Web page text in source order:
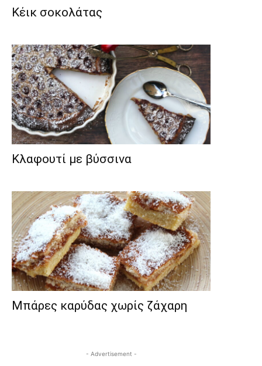
Κέικ σοκολάτας
Κλαφουτί με βύσσινα
Μπάρες καρύδας χωρίς ζάχαρη
- Advertisement -